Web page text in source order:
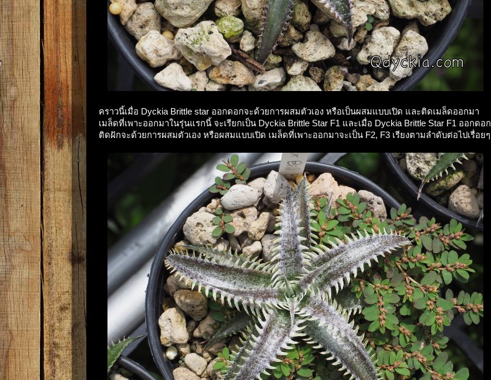
คราวนี้เมื่อ Dyckia Brittle star ออกดอกจะด้วยการผสมตัวเอง หรือเป็นผสมแบบเปิด และติดเมล็ดออกมา
เมล็ดที่เพาะออกมาในรุ่นแรกนี้ จะเรียกเป็น Dyckia Brittle Star F1 และเมื่อ Dyckia Brittle Star F1 ออกดอก
ติดฝักจะด้วยการผสมตัวเอง หรือผสมแบบเปิด เมล็ดที่เพาะออกมาจะเป็น F2, F3 เรียงตามลำดับต่อไปเรื่อยๆ